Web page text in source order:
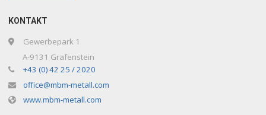
KONTAKT
Gewerbepark 1
A-9131 Grafenstein
+43 (0) 42 25 / 2020
office@mbm-metall.com
www.mbm-metall.com